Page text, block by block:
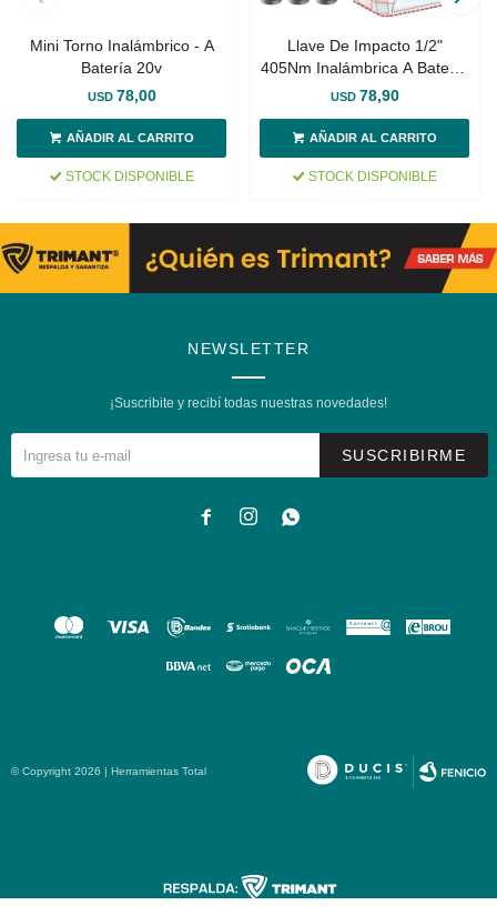
Mini Torno Inalámbrico - A
Batería 20v
USD 78,00
STOCK DISPONIBLE
Llave De Impacto 1/2"
405Nm Inalámbrica A Batería
20v
USD 78,90
STOCK DISPONIBLE
NEWSLETTER
¡Suscribite y recibí todas nuestras novedades!
SUSCRIBIRME
  
© Copyright 2026 | Herramientas Total